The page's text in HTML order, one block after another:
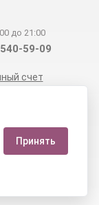
до 21:00
59-09
счет
Телеграм
Принять